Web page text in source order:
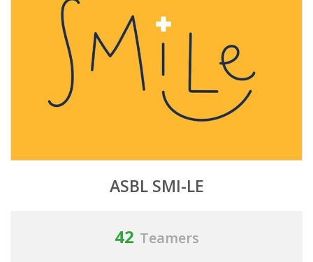
ASBL SMI-LE
42 Teamers